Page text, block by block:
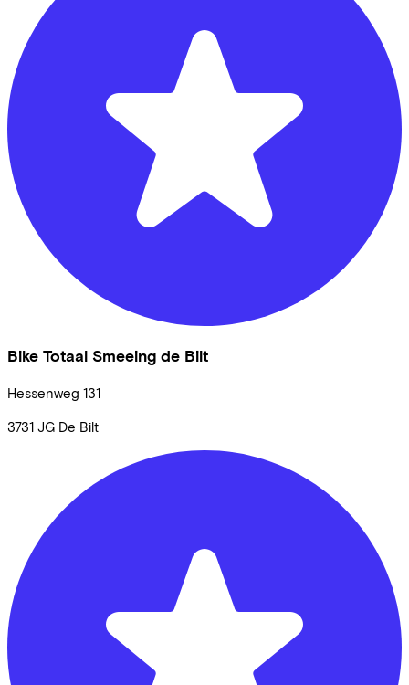
Bike Totaal Smeeing de Bilt
Hessenweg 131
3731 JG De Bilt